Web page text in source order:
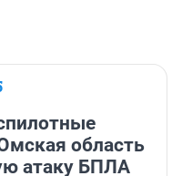
область
атаку БПЛА